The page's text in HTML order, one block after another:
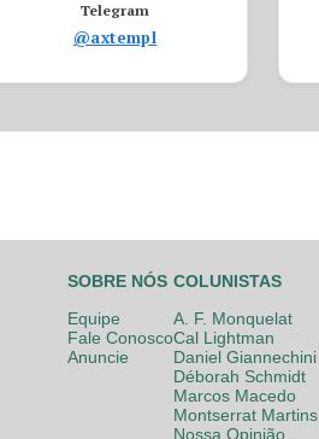
Telegram
@axtempl
SOBRE NÓS
Equipe
Fale Conosco
Anuncie
COLUNISTAS
A. F. Monquelat
Cal Lightman
Daniel Giannechini
Déborah Schmidt
Marcos Macedo
Montserrat Martins
Nossa Opinião